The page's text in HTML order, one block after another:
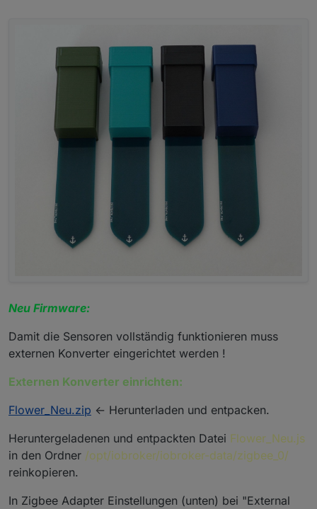
Neu Firmware:
Damit die Sensoren vollständig funktionieren muss
externen Konverter eingerichtet werden !
Externen Konverter einrichten:
Flower_Neu.zip <- Herunterladen und entpacken.
Heruntergeladenen und entpackten Datei Flower_Neu.js
in den Ordner /opt/iobroker/iobroker-data/zigbee_0/
reinkopieren.
In Zigbee Adapter Einstellungen (unten) bei "External